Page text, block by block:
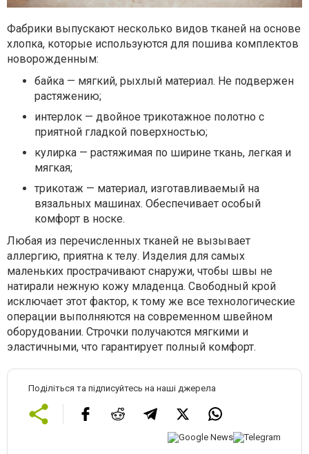
Фабрики выпускают несколько видов тканей на основе
хлопка, которые используются для пошива комплектов
новорожденным:
байка — мягкий, рыхлый материал. Не подвержен
растяжению;
интерлок — двойное трикотажное полотно с
приятной гладкой поверхностью;
кулирка — растяжимая по ширине ткань, легкая и
мягкая;
трикотаж — материал, изготавливаемый на
вязальных машинах. Обеспечивает особый
комфорт в носке.
Любая из перечисленных тканей не вызывает
аллергию, приятна к телу. Изделия для самых
маленьких прострачивают снаружи, чтобы швы не
натирали нежную кожу младенца. Свободный крой
исключает этот фактор, к тому же все технологические
операции выполняются на современном швейном
оборудовании. Строчки получаются мягкими и
эластичными, что гарантирует полный комфорт.
Поділіться та підписуйтесь на наші джерела